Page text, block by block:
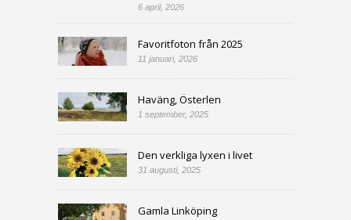
6 april, 2026
Favoritfoton från 2025
11 januari, 2026
Haväng, Österlen
1 september, 2025
Den verkliga lyxen i livet
31 augusti, 2025
Gamla Linköping